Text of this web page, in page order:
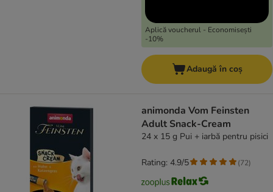
Aplică voucherul - Economisești
-10%
Adaugă în coș
animonda Vom Feinsten
Adult Snack-Cream
24 x 15 g Pui + iarbă pentru pisici
Rating: 4.9/5 (72)